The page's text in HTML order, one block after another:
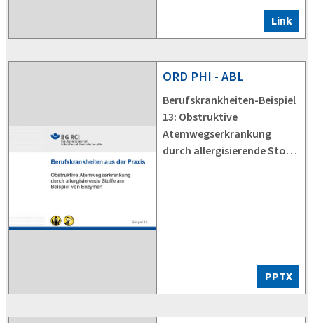
Link
ORD PHI - ABL
Berufskrankheiten-Beispiel
13: Obstruktive
Atemwegserkrankung
durch allergisierende Stoffe
PPTX